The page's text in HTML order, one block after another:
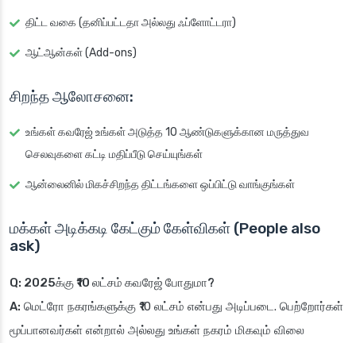
திட்ட வகை (தனிப்பட்டதா அல்லது ஃப்ளோட்டரா)
ஆட்ஆன்கள் (Add-ons)
சிறந்த ஆலோசனை:
உங்கள் கவரேஜ் உங்கள் அடுத்த 10 ஆண்டுகளுக்கான மருத்துவ
செலவுகளை கட்டி மதிப்பீடு செய்யுங்கள்
ஆன்லைனில் மிகச்சிறந்த திட்டங்களை ஒப்பிட்டு வாங்குங்கள்
மக்கள் அடிக்கடி கேட்கும் கேள்விகள் (People also
ask)
Q: 2025க்கு ₹10 லட்சம் கவரேஜ் போதுமா?
A: மெட்ரோ நகரங்களுக்கு ₹10 லட்சம் என்பது அடிப்படை. பெற்றோர்கள்
மூப்பானவர்கள் என்றால் அல்லது உங்கள் நகரம் மிகவும் விலை